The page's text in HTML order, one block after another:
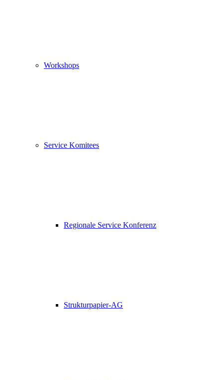
Workshops
Service Komitees
Regionale Service Konferenz
Strukturpapier-AG